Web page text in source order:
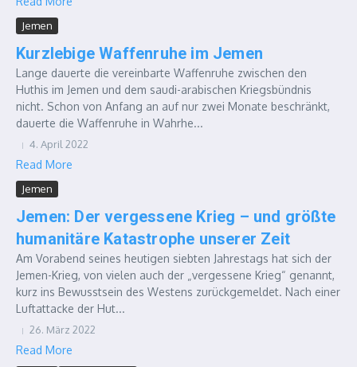
Jemen
Kurzlebige Waffenruhe im Jemen
Lange dauerte die vereinbarte Waffenruhe zwischen den
Huthis im Jemen und dem saudi-arabischen Kriegsbündnis
nicht. Schon von Anfang an auf nur zwei Monate beschränkt,
dauerte die Waffenruhe in Wahrhe...
4. April 2022
Read More
Jemen
Jemen: Der vergessene Krieg – und größte
humanitäre Katastrophe unserer Zeit
Am Vorabend seines heutigen siebten Jahrestags hat sich der
Jemen-Krieg, von vielen auch der „vergessene Krieg“ genannt,
kurz ins Bewusstsein des Westens zurückgemeldet. Nach einer
Luftattacke der Hut...
26. März 2022
Read More